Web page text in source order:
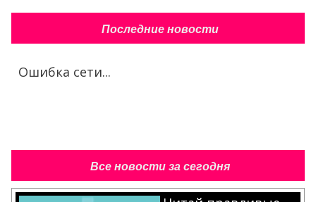
Последние новости
Ошибка сети...
Все новости за сегодня